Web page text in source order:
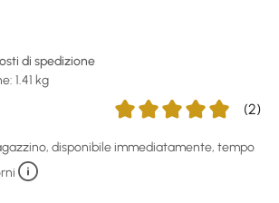
di spedizione
1.41 kg
(2)
disponibile immediatamente, tempo